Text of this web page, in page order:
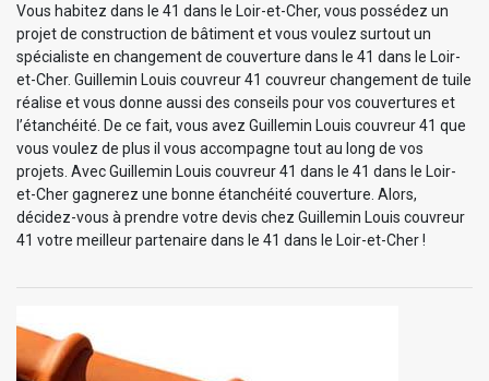
Vous habitez dans le 41 dans le Loir-et-Cher, vous possédez un
projet de construction de bâtiment et vous voulez surtout un
spécialiste en changement de couverture dans le 41 dans le Loir-
et-Cher. Guillemin Louis couvreur 41 couvreur changement de tuile
réalise et vous donne aussi des conseils pour vos couvertures et
l’étanchéité. De ce fait, vous avez Guillemin Louis couvreur 41 que
vous voulez de plus il vous accompagne tout au long de vos
projets. Avec Guillemin Louis couvreur 41 dans le 41 dans le Loir-
et-Cher gagnerez une bonne étanchéité couverture. Alors,
décidez-vous à prendre votre devis chez Guillemin Louis couvreur
41 votre meilleur partenaire dans le 41 dans le Loir-et-Cher !